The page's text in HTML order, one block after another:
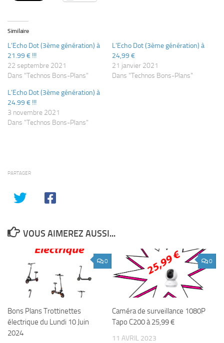
Similaire
L’Echo Dot (3ème génération) à
21.99 € !!!
22 septembre 2021
Dans "Technos Bons-Plans"
L’Echo Dot (3ème génération) à
24,99 €
21 janvier 2021
Dans "Technos Bons-Plans"
L’Echo Dot (3ème génération) à
24.99 € !!!
3 novembre 2021
Dans "Technos Bons-Plans"
PARTAGER
VOUS AIMEREZ AUSSI...
0
Bons Plans Trottinettes
électrique du Lundi 10 Juin
2024
0
Caméra de surveillance 1080P
Tapo C200 à 25,99 €
11 AVRIL 2023